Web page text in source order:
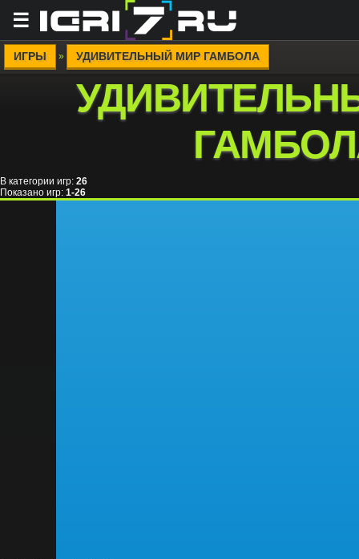
☰
ИГРЫ » УДИВИТЕЛЬНЫЙ МИР ГАМБОЛА
В категории игр: 26
Показано игр: 1-26